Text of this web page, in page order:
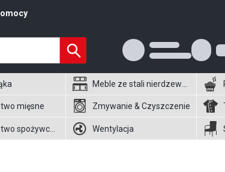
mięsne Zmywanie & Czyszczenie
Wentylacja